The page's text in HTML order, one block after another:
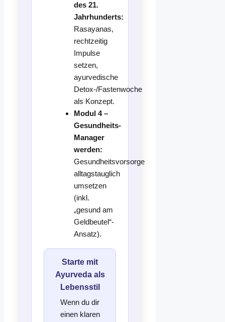
des 21.
Jahrhunderts:
Rasayanas,
rechtzeitig
Impulse
setzen,
ayurvedische
Detox-/Fastenwoche
als Konzept.
Modul 4 –
Gesundheits-
Manager
werden:
Gesundheitsvorsorge
alltagstauglich
umsetzen
(inkl.
„gesund am
Geldbeutel“-
Ansatz).
Starte mit
Ayurveda als
Lebensstil
Wenn du dir
einen klaren